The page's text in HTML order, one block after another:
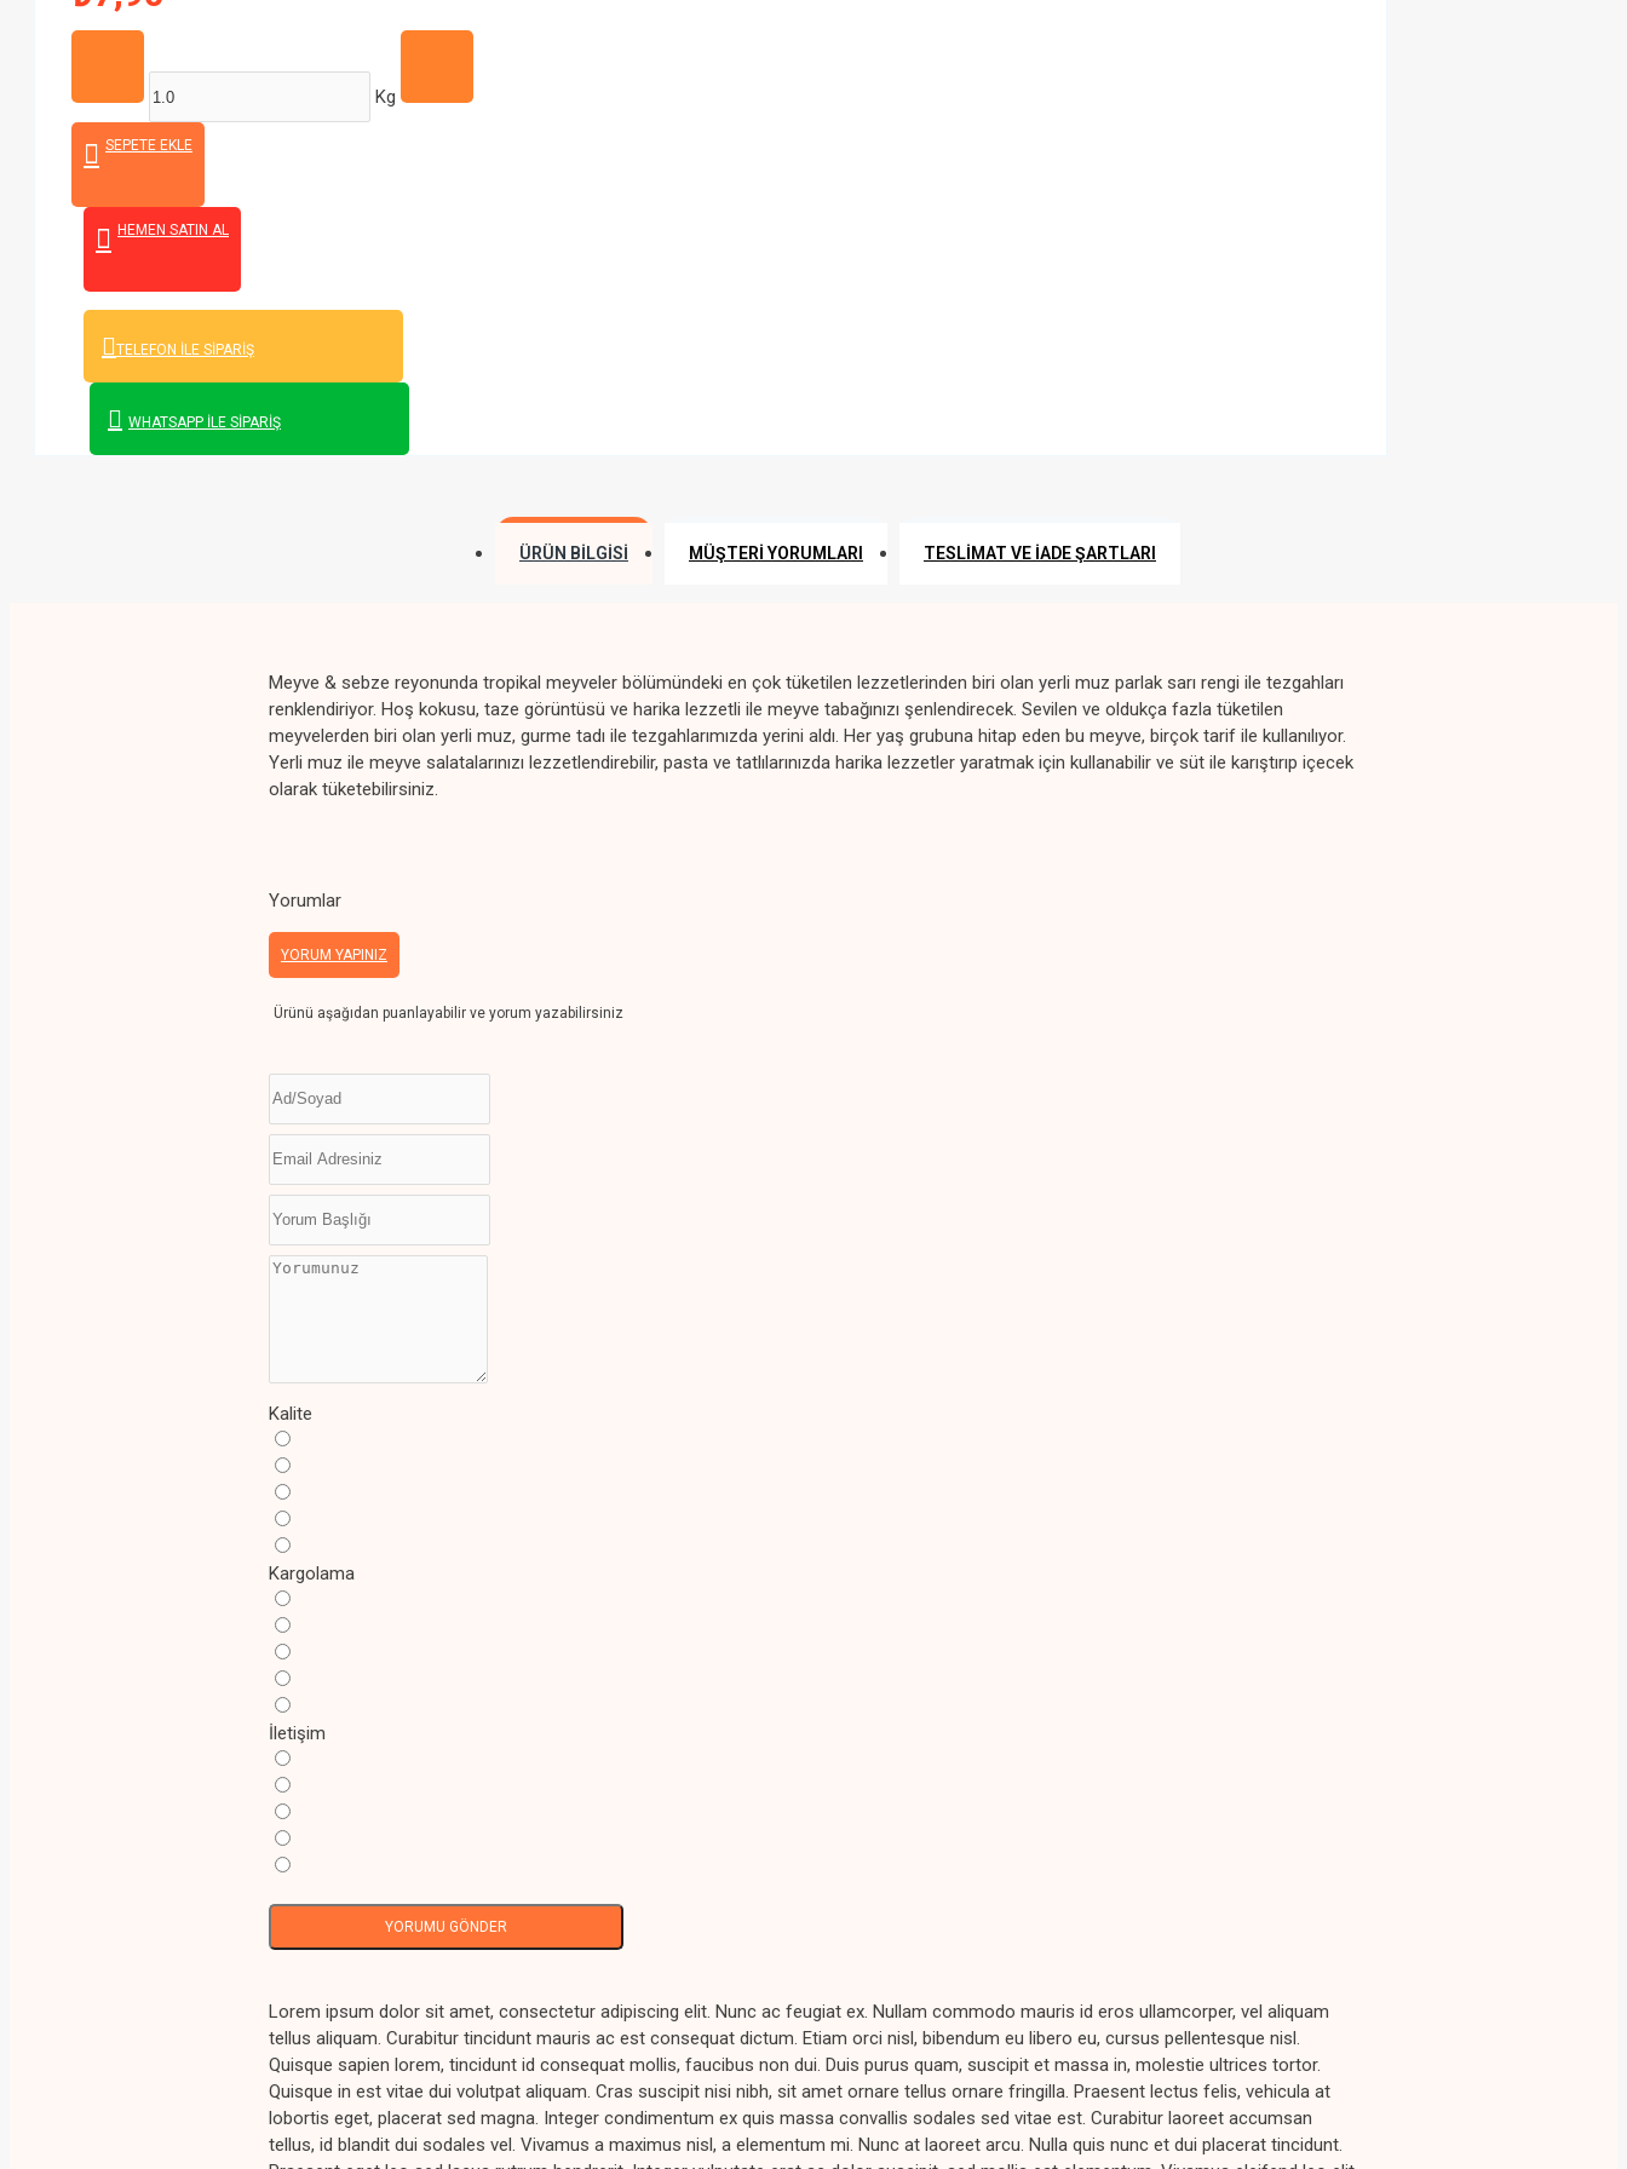
Kg
SEPETE EKLE
HEMEN SATIN AL
TELEFON İLE SIPARIŞ
WHATSAPP İLE SIPARIŞ
ÜRÜN BILGISI MÜŞTERI YORUMLARI TESLIMAT VE İADE ŞARTLARI
Meyve & sebze reyonunda tropikal meyveler bölümündeki en çok tüketilen lezzetlerinden biri olan yerli muz parlak sarı rengi ile tezgahları
renklendiriyor. Hoş kokusu, taze görüntüsü ve harika lezzetli ile meyve tabağınızı şenlendirecek. Sevilen ve oldukça fazla tüketilen
meyvelerden biri olan yerli muz, gurme tadı ile tezgahlarımızda yerini aldı. Her yaş grubuna hitap eden bu meyve, birçok tarif ile kullanılıyor.
Yerli muz ile meyve salatalarınızı lezzetlendirebilir, pasta ve tatlılarınızda harika lezzetler yaratmak için kullanabilir ve süt ile karıştırıp içecek
olarak tüketebilirsiniz.
Yorumlar
YORUM YAPINIZ
Ürünü aşağıdan puanlayabilir ve yorum yazabilirsiniz
Kalite
Kargolama
İletişim
YORUMU GÖNDER
Lorem ipsum dolor sit amet, consectetur adipiscing elit. Nunc ac feugiat ex. Nullam commodo mauris id eros ullamcorper, vel aliquam
tellus aliquam. Curabitur tincidunt mauris ac est consequat dictum. Etiam orci nisl, bibendum eu libero eu, cursus pellentesque nisl.
Quisque sapien lorem, tincidunt id consequat mollis, faucibus non dui. Duis purus quam, suscipit et massa in, molestie ultrices tortor.
Quisque in est vitae dui volutpat aliquam. Cras suscipit nisi nibh, sit amet ornare tellus ornare fringilla. Praesent lectus felis, vehicula at
lobortis eget, placerat sed magna. Integer condimentum ex quis massa convallis sodales sed vitae est. Curabitur laoreet accumsan
tellus, id blandit dui sodales vel. Vivamus a maximus nisl, a elementum mi. Nunc at laoreet arcu. Nulla quis nunc et dui placerat tincidunt.